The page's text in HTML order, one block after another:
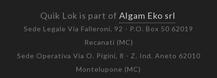
Quik Lok is part of Algam Eko srl
Sede Legale Via Falleroni, 92 - P.O. Box 50 62019
Recanati (MC)
Sede Operativa Via O. Pigini, 8 - Z. Ind. Aneto 62010
Montelupone (MC)